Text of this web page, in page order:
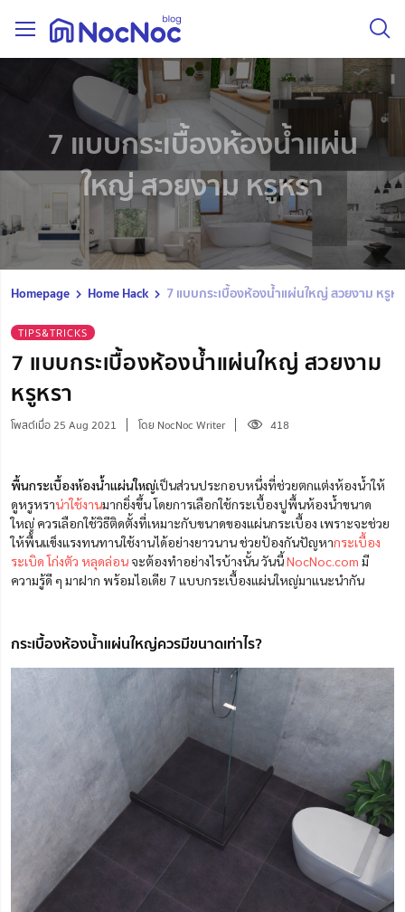
7 แบบกระเบื้องห้องน้ำแผ่น
ใหญ่ สวยงาม หรูหรา
Homepage Home Hack 7 แบบกระเบื้องห้องน้ำแผ่นใหญ่ สวยงาม หรูห
TIPS&TRICKS
7 แบบกระเบื้องห้องน้ำแผ่นใหญ่ สวยงาม
หรูหรา
โพสต์เมื่อ 25 Aug 2021 โดย NocNoc Writer 418
พื้นกระเบื้องห้องน้ำแผ่นใหญ่เป็นส่วนประกอบหนึ่งที่ช่วยตกแต่งห้องน้ำให้
ดูหรูหราน่าใช้งานมากยิ่งขึ้น โดยการเลือกใช้กระเบื้องปูพื้นห้องน้ำขนาด
ใหญ่ ควรเลือกใช้วิธีติดตั้งที่เหมาะกับขนาดของแผ่นกระเบื้อง เพราะจะช่วย
ให้พื้นแข็งแรงทนทานใช้งานได้อย่างยาวนาน ช่วยป้องกันปัญหากระเบื้อง
ระเบิด โก่งตัว หลุดล่อน จะต้องทำอย่างไรบ้างนั้น วันนี้NocNoc.com มี
ความรู้ดี ๆ มาฝาก พร้อมไอเดีย 7 แบบกระเบื้องแผ่นใหญ่มาแนะนำกัน
กระเบื้องห้องน้ำแผ่นใหญ่ควรมีขนาดเท่าไร?